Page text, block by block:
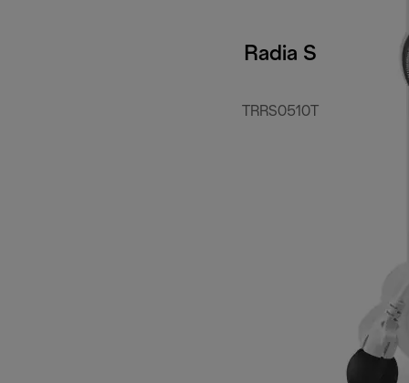
Radia S
TRRS0510T